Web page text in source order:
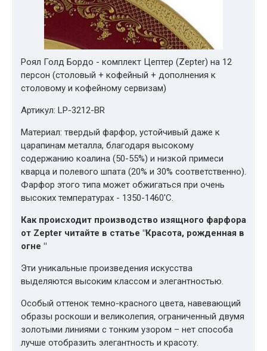
Роял Голд Бордо - комплект Цептер (Zepter) на 12
персон (столовый + кофейный + дополнения к
столовому и кофейному сервизам)
Артикул: LP-3212-BR
Материал: твердый фарфор, устойчивый даже к
царапинам металла, благодаря высокому
содержанию коалина (50-55%) и низкой примеси
кварца и полевого шпата (20% и 30% соответственно).
Фарфор этого типа может обжигаться при очень
высоких температурах - 1350-1460'С.
Как происходит производство изящного фарфора
от Zepter читайте в статье "Красота, рожденная в
огне "
Эти уникальные произведения искусства
выделяются высоким классом и элегантностью.
Особый оттенок темно-красного цвета, навевающий
образы роскоши и великолепия, ограниченный двумя
золотыми линиями с тонким узором – нет способа
лучше отобразить элегантность и красоту.